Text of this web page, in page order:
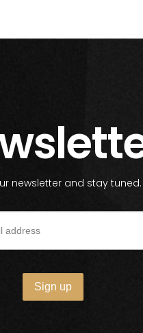
newsletter and stay tuned.